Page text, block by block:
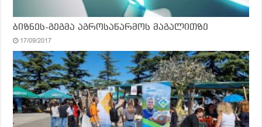
ბიზნეს-გეგმა აგროსაწარმოს მაგალითზე
17/09/2017